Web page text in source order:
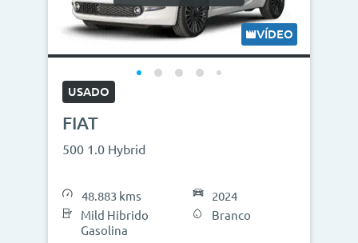
VÍDEO
USADO
FIAT
500 1.0 Hybrid
48.883 kms
Mild Hibrido
Gasolina
2024
Branco